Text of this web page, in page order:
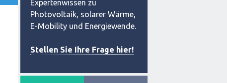
Expertenwissen zu
Photovoltaik, solarer Wärme,
E-Mobility und Energiewende.
Stellen Sie Ihre Frage hier!